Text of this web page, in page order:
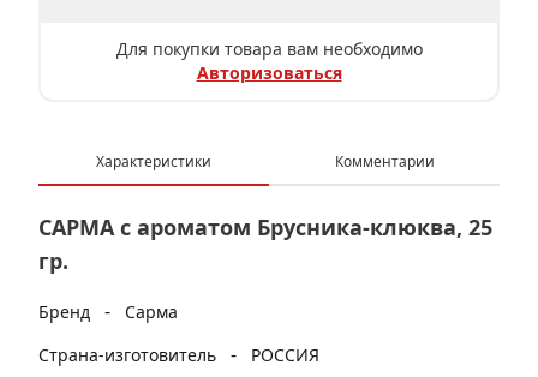
Для покупки товара вам необходимо
Авторизоваться
Характеристики Комментарии
САРМА с ароматом Брусника-клюква, 25
гр.
Бренд -
Сарма
Страна-изготовитель
-
РОССИЯ